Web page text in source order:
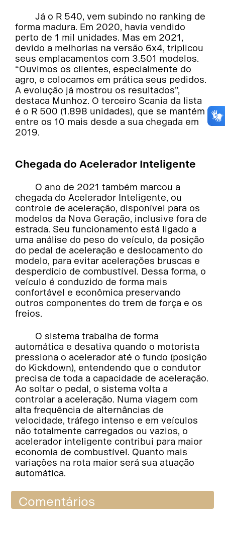
Já o R 540, vem subindo no ranking de
forma madura. Em 2020, havia vendido
perto de 1 mil unidades. Mas em 2021,
devido a melhorias na versão 6x4, triplicou
seus emplacamentos com 3.501 modelos.
“Ouvimos os clientes, especialmente do
agro, e colocamos em prática seus pedidos.
A evolução já mostrou os resultados”,
destaca Munhoz. O terceiro Scania da lista
é o R 500 (1.898 unidades), que se mantém
entre os 10 mais desde a sua chegada em
2019.
Chegada do Acelerador Inteligente
O ano de 2021 também marcou a
chegada do Acelerador Inteligente, ou
controle de aceleração, disponível para os
modelos da Nova Geração, inclusive fora de
estrada. Seu funcionamento está ligado a
uma análise do peso do veículo, da posição
do pedal de aceleração e deslocamento do
modelo, para evitar acelerações bruscas e
desperdício de combustível. Dessa forma, o
veículo é conduzido de forma mais
confortável e econômica preservando
outros componentes do trem de força e os
freios.
O sistema trabalha de forma
automática e desativa quando o motorista
pressiona o acelerador até o fundo (posição
do Kickdown), entendendo que o condutor
precisa de toda a capacidade de aceleração.
Ao soltar o pedal, o sistema volta a
controlar a aceleração. Numa viagem com
alta frequência de alternâncias de
velocidade, tráfego intenso e em veículos
não totalmente carregados ou vazios, o
acelerador inteligente contribui para maior
economia de combustível. Quanto mais
variações na rota maior será sua atuação
automática.
Comentários